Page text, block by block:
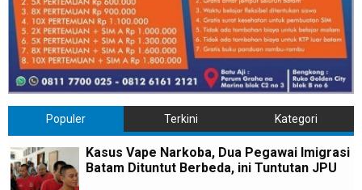
Populer Terkini Kategori
Kasus Vape Narkoba, Dua Pegawai Imigrasi
Batam Dituntut Berbeda, ini Tuntutan JPU